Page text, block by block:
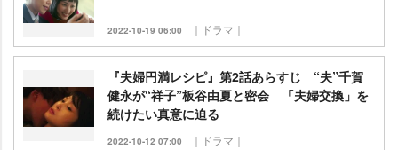
2022-10-19 06:00 ｜ドラマ｜
『夫婦円満レシピ』第2話あらすじ “夫”千賀
健永が“祥子”板谷由夏と密会 「夫婦交換」を
続けたい真意に迫る
2022-10-12 07:00 ｜ドラマ｜